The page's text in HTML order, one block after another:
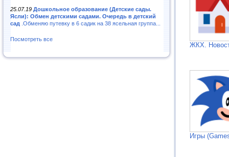
25.07.19 Дошкольное образование (Детские сады.
Ясли): Обмен детскими садами. Очередь в детский
сад .Обменяю путевку в 6 садик на 38 ясельная группа...
Посмотреть все
ЖКХ.
Игры